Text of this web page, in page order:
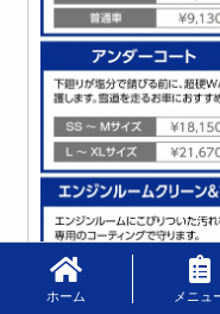
ホーム メニュ